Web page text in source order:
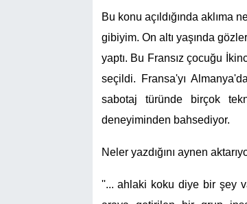
Bu konu açıldığında
gibiyim. On altı yaşında
yaptı. Bu Fransız çocuğu
seçildi. Fransa'yı
sabotaj türünde birçok
deneyiminden bahsediyor.
Neler yazdığını aynen
''... ahlaki koku diye bir şey